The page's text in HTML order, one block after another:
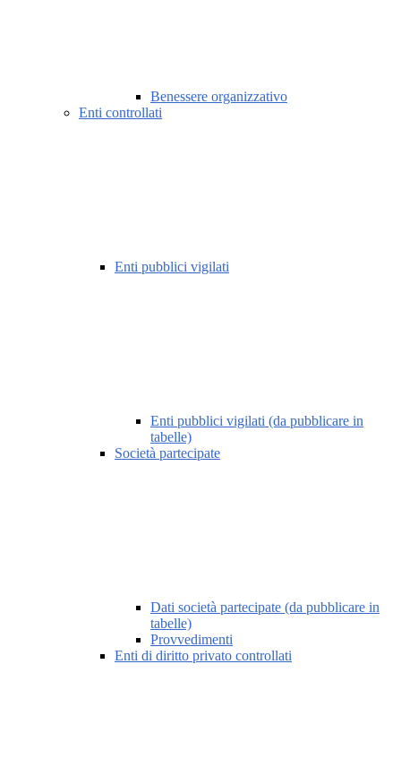
Benessere organizzativo
Enti controllati
Enti pubblici vigilati
Enti pubblici vigilati (da pubblicare in
tabelle)
Società partecipate
Dati società partecipate (da pubblicare in
tabelle)
Provvedimenti
Enti di diritto privato controllati